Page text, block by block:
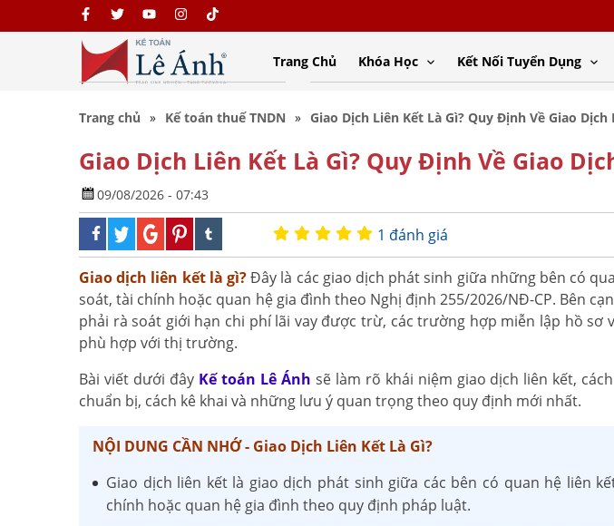
Trang Chủ Khóa Học Kết Nối Tuyển Dụng
Trang chủ Kế toán thuế TNDN Giao Dịch Liên Kết Là Gì? Quy Định Về Giao
Giao Dịch Liên Kết Là Gì? Quy Định Về Giao
09/08/2026 - 07:43
1 đánh giá
Giao dịch liên kết là gì?Đây là các giao dịch phát sinh giữa những bên có
soát, tài chính hoặc quan hệ gia đình theo Nghị định 255/2026/NĐ-CP. Bên
phải rà soát giới hạn chi phí lãi vay được trừ, các trường hợp miễn lập hồ sơ
phù hợp với thị trường.
Bài viết dưới đây Kế toán Lê Ánh sẽ làm rõ khái niệm giao dịch liên kết,
chuẩn bị, cách kê khai và những lưu ý quan trọng theo quy định mới nhất.
NỘI DUNG CẦN NHỚ - Giao Dịch Liên Kết Là Gì?
Giao dịch liên kết là giao dịch phát sinh giữa các bên có quan hệ liên
chính hoặc quan hệ gia đình theo quy định pháp luật.